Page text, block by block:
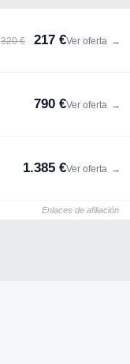
320 € 217 €Ver oferta →
790 €Ver oferta →
1.385 €Ver oferta →
Enlaces de afiliación